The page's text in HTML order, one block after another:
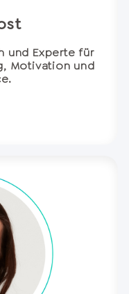
und Experte für
Motivation und